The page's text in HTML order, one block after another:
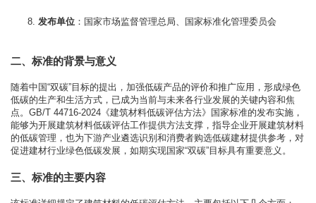
发布单位：国家市场监督管理总局、国家标准化管理委员会
二、标准的背景与意义
随着中国“双碳”目标的提出，加强低碳产品的评价和推广应用，形成绿色
低碳的生产和生活方式，已成为当前与未来各行业发展的关键内容和焦
点。GB/T 44716-2024《建筑材料低碳评估方法》国家标准的发布实施，
能够为开展建筑材料低碳评估工作提供方法支撑，指导企业开展建筑材料
的低碳管理，也为下游产业遴选识别和消费者购选低碳建材提供参考，对
促进建材行业绿色低碳发展，如期实现国家“双碳”目标具有重要意义。
三、标准的主要内容